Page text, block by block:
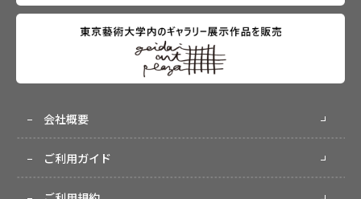
会社概要
ご利用ガイド